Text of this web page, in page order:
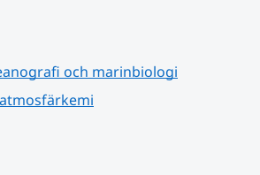
och marinbiologi